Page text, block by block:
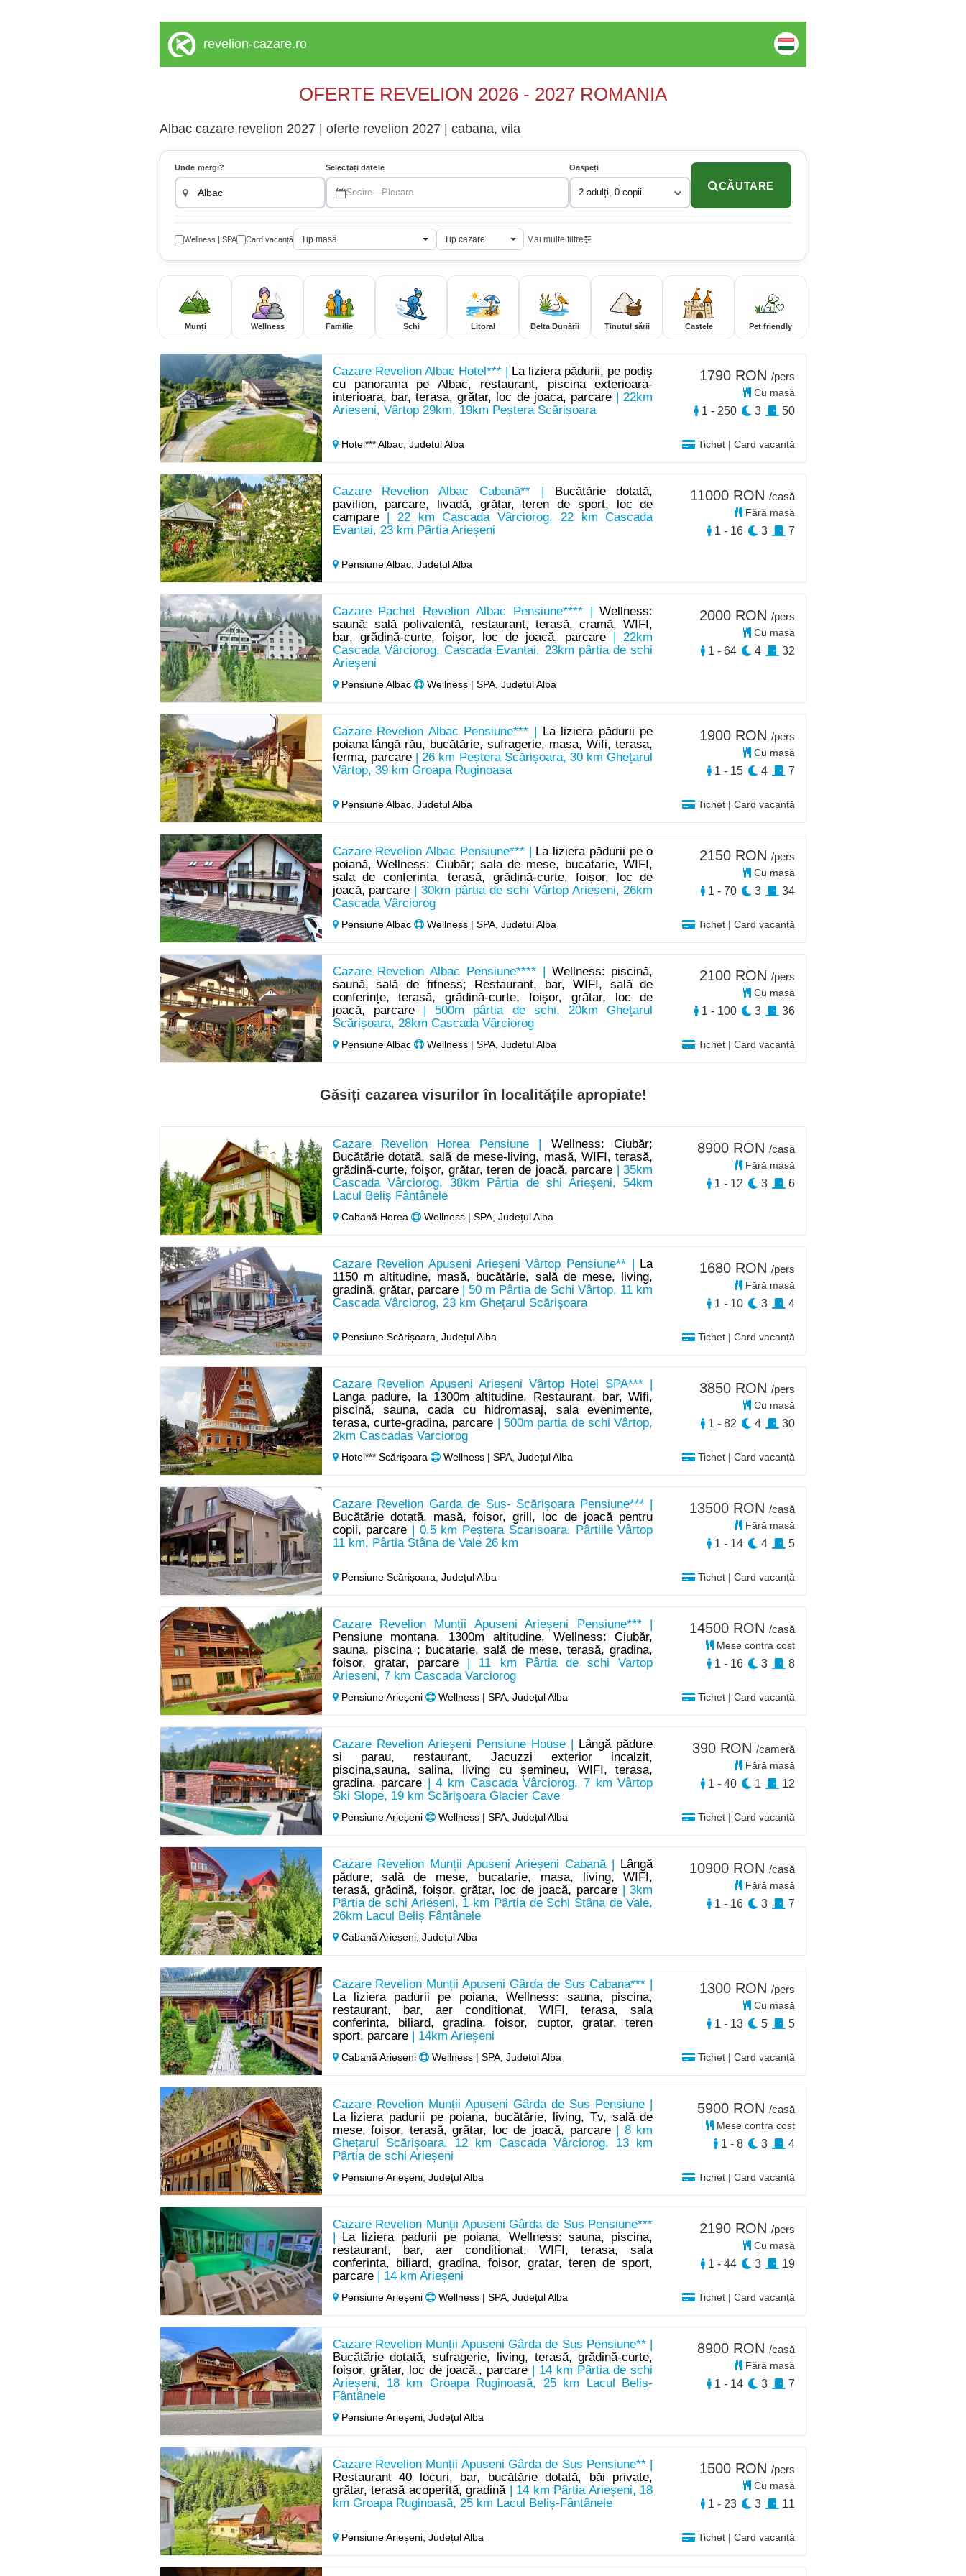
revelion-cazare.ro
OFERTE REVELION 2026 - 2027 ROMANIA
Albac cazare revelion 2027 | oferte revelion 2027 | cabana, vila
Unde mergi? Selectați datele
Sosire—Plecare
Oaspeți
2 adulți, 0 copii
CĂUTARE
Wellness | SPA Card vacanță Tip masă Tip cazare Mai multe filtre
Munți Wellness Familie Schi Litoral Delta Dunării Ținutul sării Castele Pet friendly
Cazare Revelion Albac Hotel*** |
La liziera pădurii, pe podiș
cu panorama pe Albac, restaurant, piscina exterioara-
interioara, bar, terasa, grătar, loc de joaca, parcare | 22km
Arieseni, Vârtop 29km, 19km Peștera Scărișoara
Hotel*** Albac, Județul Alba Tichet | Card vacanță
1790 RON /pers
Cu masă
1 - 250 3 50
Cazare Revelion Albac Cabană** |
Bucătărie dotată,
pavilion, parcare, livadă, grătar, teren de sport, loc de
campare| 22 km Cascada Vârciorog, 22 km Cascada
Evantai, 23 km Pârtia Arieșeni
Pensiune Albac, Județul Alba
11000 RON /casă
Fără masă
1 - 16 3 7
Cazare Pachet Revelion Albac Pensiune**** |Wellness:
saună; sală polivalentă, restaurant, terasă, cramă, WIFI,
bar, grădină-curte, foișor, loc de joacă, parcare | 22km
Cascada Vârciorog, Cascada Evantai, 23km pârtia de schi
Arieșeni
Pensiune Albac Wellness | SPA, Județul Alba
2000 RON /pers
Cu masă
1 - 64 4 32
Cazare Revelion Albac Pensiune*** |
La liziera pădurii pe
poiana lângă rău, bucătărie, sufragerie, masa, Wifi, terasa,
ferma, parcare| 26 km Peștera Scărișoara, 30 km Ghețarul
Vârtop, 39 km Groapa Ruginoasa
Pensiune Albac, Județul Alba Tichet | Card vacanță
1900 RON /pers
Cu masă
1 - 15 4 7
Cazare Revelion Albac Pensiune*** |
La liziera pădurii pe o
poiană, Wellness: Ciubăr; sala de mese, bucatarie, WIFI,
sala de conferinta, terasă, grădină-curte, foișor, loc de
joacă, parcare | 30km pârtia de schi Vârtop Arieșeni, 26km
Cascada Vârciorog
Pensiune Albac Wellness | SPA, Județul Alba Tichet | Card vacanță
2150 RON /pers
Cu masă
1 - 70 3 34
Cazare Revelion Albac Pensiune**** | Wellness: piscină,
saună, sală de fitness; Restaurant, bar, WIFI, sală de
conferințe, terasă, grădină-curte, foișor, grătar, loc de
joacă, parcare| 500m pârtia de schi, 20km Ghețarul
Scărișoara, 28km Cascada Vârciorog
Pensiune Albac Wellness | SPA, Județul Alba Tichet | Card vacanță
2100 RON /pers
Cu masă
1 - 100 3 36
Găsiți cazarea visurilor în localitățile apropiate!
Cazare Revelion Horea Pensiune | Wellness: Ciubăr;
Bucătărie dotată, sală de mese-living, masă, WIFI, terasă,
grădină-curte, foișor, grătar, teren de joacă, parcare | 35km
Cascada Vârciorog, 38km Pârtia de shi Arieșeni, 54km
Lacul Beliș Fântânele
Cabană Horea Wellness | SPA, Județul Alba
8900 RON /casă
Fără masă
1 - 12 3 6
Cazare Revelion Apuseni Arieșeni Vârtop Pensiune** |
La
1150 m altitudine, masă, bucătărie, sală de mese, living,
gradină, grătar, parcare| 50 m Pârtia de Schi Vârtop, 11 km
Cascada Vârciorog, 23 km Ghețarul Scărișoara
Pensiune Scărișoara, Județul Alba Tichet | Card vacanță
1680 RON /pers
Fără masă
1 - 10 3 4
Cazare Revelion Apuseni Arieșeni Vârtop Hotel SPA*** |
Langa padure, la 1300m altitudine, Restaurant, bar, Wifi,
piscină, sauna, cada cu hidromasaj, sala evenimente,
terasa, curte-gradina, parcare | 500m partia de schi Vârtop,
2km Cascadas Varciorog
Hotel*** Scărișoara Wellness | SPA, Județul Alba Tichet | Card vacanță
3850 RON /pers
Cu masă
1 - 82 4 30
Cazare Revelion Garda de Sus- Scărișoara Pensiune*** |
Bucătărie dotată, masă, foișor, grill, loc de joacă pentru
copii, parcare | 0,5 km Peștera Scarisoara, Pârtiile Vârtop
11 km, Pârtia Stâna de Vale 26 km
Pensiune Scărișoara, Județul Alba Tichet | Card vacanță
13500 RON /casă
Fără masă
1 - 14 4 5
Cazare Revelion Munții Apuseni Arieșeni Pensiune*** |
Pensiune montana, 1300m altitudine, Wellness: Ciubăr,
sauna, piscina ; bucatarie, sală de mese, terasă, gradina,
foisor, gratar, parcare| 11 km Pârtia de schi Vartop
Arieseni, 7 km Cascada Varciorog
Pensiune Arieșeni Wellness | SPA, Județul Alba Tichet | Card vacanță
14500 RON /casă
Mese contra cost
1 - 16 3 8
Cazare Revelion Arieșeni Pensiune House |
Lângă pădure
si parau, restaurant, Jacuzzi exterior incalzit,
piscina,sauna, salina, living cu șemineu, WIFI, terasa,
gradina, parcare | 4 km Cascada Vârciorog, 7 km Vârtop
Ski Slope, 19 km Scărişoara Glacier Cave
Pensiune Arieșeni Wellness | SPA, Județul Alba Tichet | Card vacanță
390 RON /cameră
Fără masă
1 - 40 1 12
Cazare Revelion Munții Apuseni Arieșeni Cabană |
Lângă
pădure, sală de mese, bucatarie, masa, living, WIFI,
terasă, grădină, foișor, grătar, loc de joacă, parcare| 3km
Pârtia de schi Arieșeni, 1 km Pârtia de Schi Stâna de Vale,
26km Lacul Beliș Fântânele
Cabană Arieșeni, Județul Alba
10900 RON /casă
Fără masă
1 - 16 3 7
Cazare Revelion Munții Apuseni Gârda de Sus Cabana*** |
La liziera padurii pe poiana, Wellness: sauna, piscina,
restaurant, bar, aer conditionat, WIFI, terasa, sala
conferinta, biliard, gradina, foisor, cuptor, gratar, teren
sport, parcare| 14km Arieșeni
Cabană Arieșeni Wellness | SPA, Județul Alba Tichet | Card vacanță
1300 RON /pers
Cu masă
1 - 13 5 5
Cazare Revelion Munții Apuseni Gârda de Sus Pensiune |
La liziera padurii pe poiana, bucătărie, living, Tv, sală de
mese, foișor, terasă, grătar, loc de joacă, parcare| 8 km
Ghețarul Scărișoara, 12 km Cascada Vârciorog, 13 km
Pârtia de schi Arieșeni
Pensiune Arieșeni, Județul Alba Tichet | Card vacanță
5900 RON /casă
Mese contra cost
1 - 8 3 4
Cazare Revelion Munții Apuseni Gârda de Sus Pensiune***
La liziera padurii pe poiana, Wellness: sauna, piscina,
restaurant, bar, aer conditionat, WIFI, terasa, sala
conferinta, biliard, gradina, foisor, gratar, teren de sport,
parcare| 14 km Arieșeni
Pensiune Arieșeni Wellness | SPA, Județul Alba Tichet | Card vacanță
2190 RON /pers
Cu masă
1 - 44 3 19
Cazare Revelion Munții Apuseni Gârda de Sus Pensiune** |
Bucătărie dotată, sufragerie, living, terasă, grădină-curte,
foișor, grătar, loc de joacă,, parcare| 14 km Pârtia de schi
Arieșeni, 18 km Groapa Ruginoasă, 25 km Lacul Beliș-
Fântânele
Pensiune Arieșeni, Județul Alba
8900 RON /casă
Fără masă
1 - 14 3 7
Cazare Revelion Munții Apuseni Gârda de Sus Pensiune** |
Restaurant 40 locuri, bar, bucătărie dotată, băi private,
grătar, terasă acoperită, gradină| 14 km Pârtia Arieșeni, 18
km Groapa Ruginoasă, 25 km Lacul Beliș-Fântânele
Pensiune Arieșeni, Județul Alba Tichet | Card vacanță
1500 RON /pers
Cu masă
1 - 23 3 11